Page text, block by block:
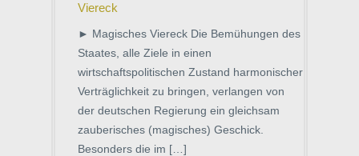
Viereck
► Magisches Viereck Die Bemühungen des
Staates, alle Ziele in einen
wirtschaftspolitischen Zustand harmonischer
Verträglichkeit zu bringen, verlangen von
der deutschen Regierung ein gleichsam
zauberisches (magisches) Geschick.
Besonders die im […]